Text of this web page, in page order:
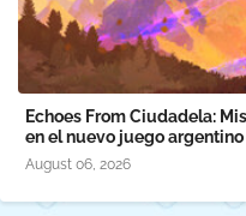
Echoes From Ciudadela:
en el nuevo juego
August 06, 2026